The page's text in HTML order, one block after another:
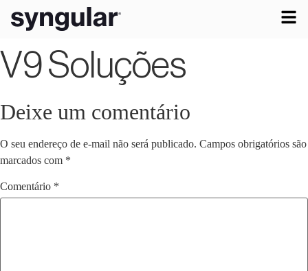
V9 Soluções
Deixe um comentário
O seu endereço de e-mail não será publicado. Campos obrigatórios são
marcados com *
Comentário *